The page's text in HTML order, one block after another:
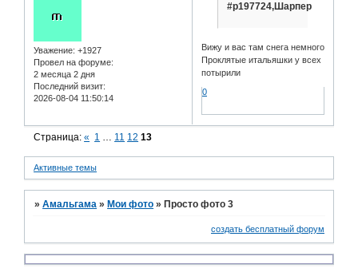
Уважение: +1927
Провел на форуме:
2 месяца 2 дня
Последний визит:
2026-08-04 11:50:14
#p197724,Шарпер
Вижу и вас там снега немного
Проклятые итальяшки у всех
потырили
0
Страница:« 1 11 12 13
Активные темы
»Амальгама »Мои фото »Просто фото 3
создать бесплатный форум